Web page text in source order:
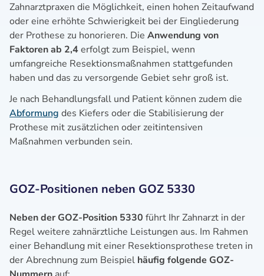
Zahnarztpraxen die Möglichkeit, einen hohen Zeitaufwand
oder eine erhöhte Schwierigkeit bei der Eingliederung
der Prothese zu honorieren. Die Anwendung von
Faktoren ab 2,4erfolgt zum Beispiel, wenn
umfangreiche Resektionsmaßnahmen stattgefunden
haben und das zu versorgende Gebiet sehr groß ist.
Je nach Behandlungsfall und Patient können zudem die
Abformung des Kiefers oder die Stabilisierung der
Prothese mit zusätzlichen oder zeitintensiven
Maßnahmen verbunden sein.
GOZ-Positionen neben GOZ 5330
Neben der GOZ-Position 5330 führt Ihr Zahnarzt in der
Regel weitere zahnärztliche Leistungen aus. Im Rahmen
einer Behandlung mit einer Resektionsprothese treten in
der Abrechnung zum Beispiel häufig folgende GOZ-